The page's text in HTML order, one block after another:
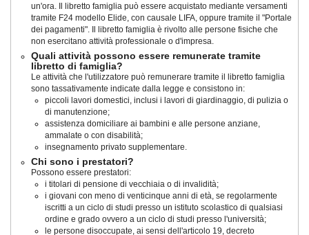
un'ora. Il libretto famiglia può essere acquistato mediante versamenti
tramite F24 modello Elide, con causale LIFA, oppure tramite il "Portale
dei pagamenti". Il libretto famiglia è rivolto alle persone fisiche che
non esercitano attività professionale o d'impresa.
Quali attività possono essere remunerate tramite
libretto di famiglia?
Le attività che l'utilizzatore può remunerare tramite il libretto famiglia
sono tassativamente indicate dalla legge e consistono in:
piccoli lavori domestici, inclusi i lavori di giardinaggio, di pulizia o
di manutenzione;
assistenza domiciliare ai bambini e alle persone anziane,
ammalate o con disabilità;
insegnamento privato supplementare.
Chi sono i prestatori?
Possono essere prestatori:
i titolari di pensione di vecchiaia o di invalidità;
i giovani con meno di venticinque anni di età, se regolarmente
iscritti a un ciclo di studi presso un istituto scolastico di qualsiasi
ordine e grado ovvero a un ciclo di studi presso l'università;
le persone disoccupate, ai sensi dell'articolo 19, decreto